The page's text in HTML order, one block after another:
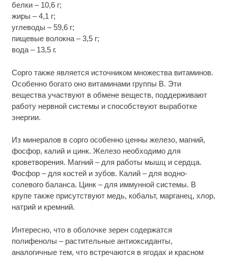
белки – 10,6 г;
жиры – 4,1 г;
углеводы – 59,6 г;
пищевые волокна – 3,5 г;
вода – 13,5 г.
Сорго также является источником множества витаминов.
Особенно богато оно витаминами группы B. Эти
вещества участвуют в обмене веществ, поддерживают
работу нервной системы и способствуют выработке
энергии.
Из минералов в сорго особенно ценны железо, магний,
фосфор, калий и цинк. Железо необходимо для
кроветворения. Магний – для работы мышц и сердца.
Фосфор – для костей и зубов. Калий – для водно-
солевого баланса. Цинк – для иммунной системы. В
крупе также присутствуют медь, кобальт, марганец, хлор,
натрий и кремний.
Интересно, что в оболочке зерен содержатся
полифенолы – растительные антиоксиданты,
аналогичные тем, что встречаются в ягодах и красном